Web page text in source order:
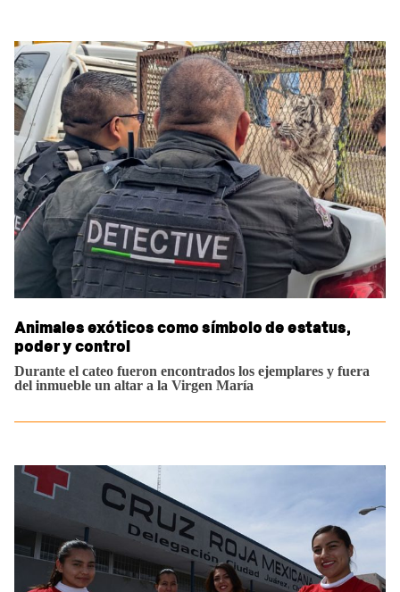
Animales exóticos como símbolo de estatus,
poder y control
Durante el cateo fueron encontrados los ejemplares y fuera
del inmueble un altar a la Virgen María